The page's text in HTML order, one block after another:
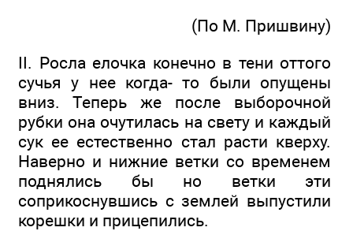
(По М. Пришвину)
II. Росла елочка конечно в тени оттого
сучья у нее когда- то были опущены
вниз. Теперь же после выборочной
рубки она очутилась на свету и каждый
сук ее естественно стал расти кверху.
Наверно и нижние ветки со временем
поднялись бы но ветки эти
соприкоснувшись с землей выпустили
корешки и прицепились.